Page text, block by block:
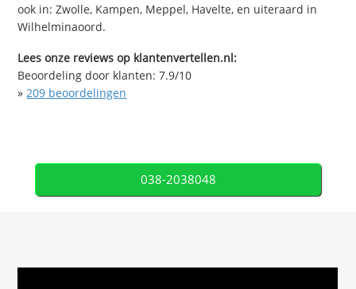
ook in: Zwolle, Kampen, Meppel, Havelte, en uiteraard in
Wilhelminaoord.
Lees onze reviews op klantenvertellen.nl:
Beoordeling door klanten:7.9/10
» 209 beoordelingen
038-2038048